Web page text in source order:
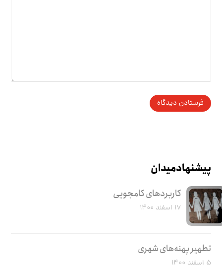
پیشنهاد میدان
کاربرد‌های کامجویی
۱۷ اسفند ۱۴۰۰
تطهیر پهنه‌های شهری
۵ اسفند ۱۴۰۰